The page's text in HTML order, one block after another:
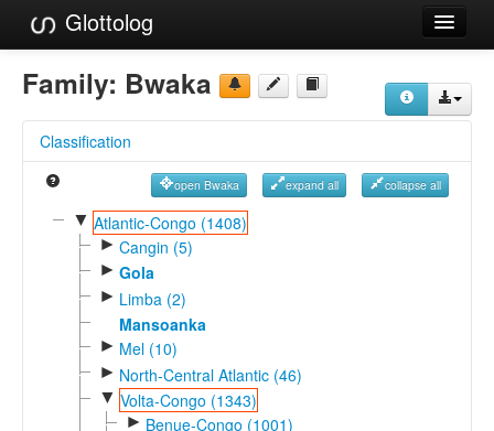
Glottolog
Languages
Language Search
Reference Search
GlottoScope
Family: Bwaka
Classification
open Bwaka expand all collapse all
▼ Atlantic-Congo (1408)
► Cangin (5)
► Gola
► Limba (2)
Mansoanka
► Mel (10)
► North-Central Atlantic (46)
▼ Volta-Congo (1343)
► Benue-Congo (1001)